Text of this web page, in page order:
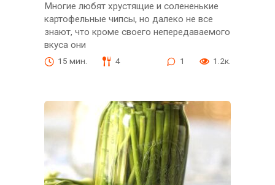
Многие любят хрустящие и солененькие
картофельные чипсы, но далеко не все
знают, что кроме своего непередаваемого
вкуса они
15 мин. 4 1 1.2к.